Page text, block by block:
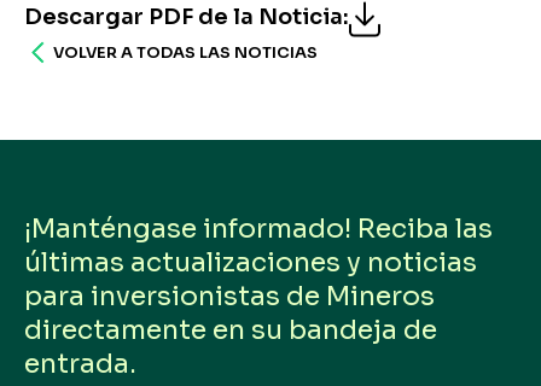
Descargar PDF de la Noticia:
VOLVER A TODAS LAS NOTICIAS
¡Manténgase informado! Reciba las
últimas actualizaciones y noticias
para inversionistas de Mineros
directamente en su bandeja de
entrada.